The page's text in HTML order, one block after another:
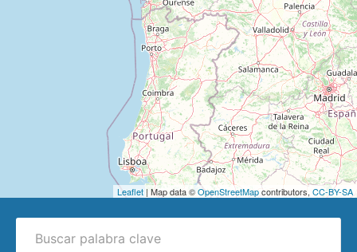
Leaflet | Map data ©OpenStreetMapcontributors, CC-BY-SA